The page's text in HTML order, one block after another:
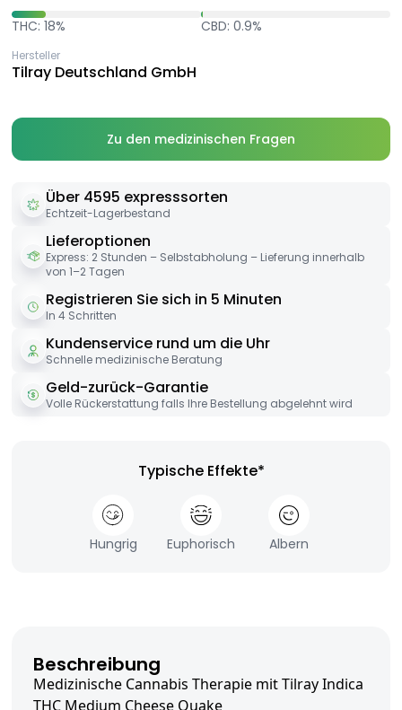
THC: 18% CBD: 0.9%
Hersteller
Tilray Deutschland GmbH
Zu den medizinischen Fragen
Über 4595 expresssorten
Echtzeit-Lagerbestand
Lieferoptionen
Express: 2 Stunden – Selbstabholung – Lieferung innerhalb
von 1–2 Tagen
Registrieren Sie sich in 5 Minuten
In 4 Schritten
Kundenservice rund um die Uhr
Schnelle medizinische Beratung
Geld-zurück-Garantie
Volle Rückerstattung falls Ihre Bestellung abgelehnt wird
Typische Effekte*
Hungrig Euphorisch Albern
Beschreibung
Medizinische Cannabis Therapie mit Tilray Indica
THC Medium Cheese Quake